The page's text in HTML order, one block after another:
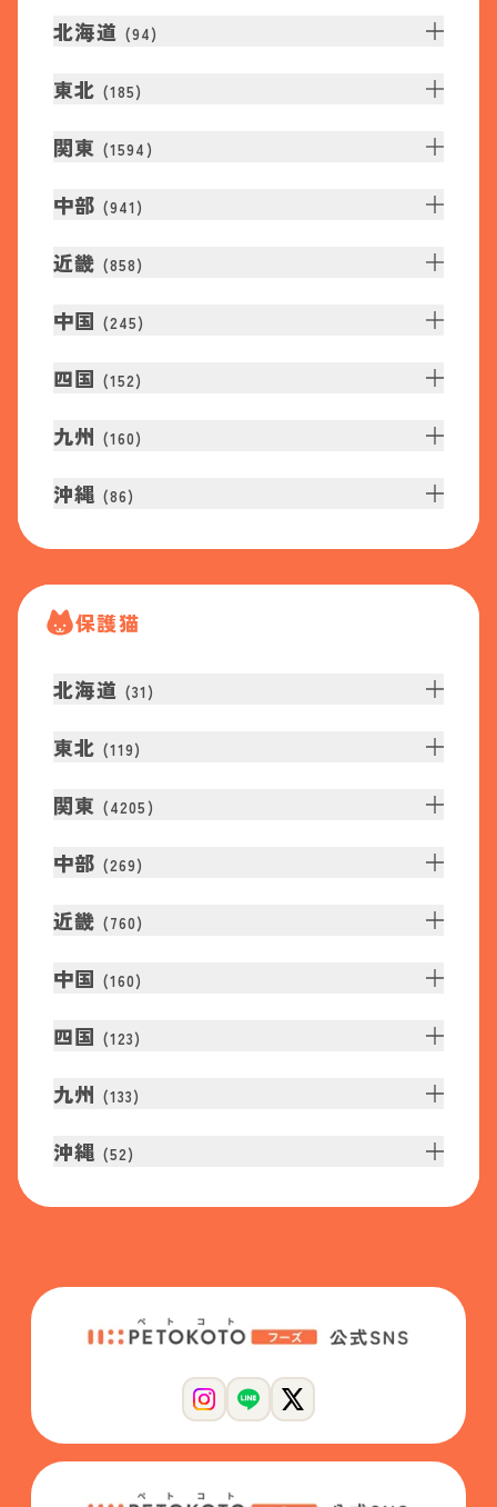
北海道 (94)
東北 (185)
関東 (1594 )
中部 (941 )
近畿 (858)
中国 (245)
四国 (152)
九州 (160)
沖縄 (86)
保護猫
北海道 (31 )
東北 (119)
関東 (4205 )
中部 (269)
近畿 (760)
中国 (160)
四国 (123)
九州 (133)
沖縄 (52)